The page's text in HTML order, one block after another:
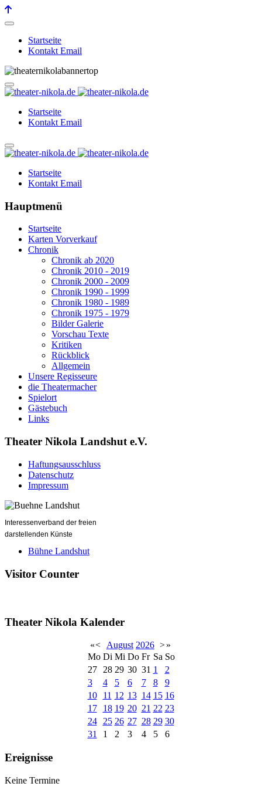
Startseite
Kontakt Email
Startseite
Kontakt Email
Startseite
Kontakt Email
Hauptmenü
Startseite
Karten Vorverkauf
Chronik
Chronik ab 2020
Chronik 2010 - 2019
Chronik 2000 - 2009
Chronik 1990 - 1999
Chronik 1980 - 1989
Chronik 1975 - 1979
Bilder Galerie
Vorschau Texte
Kritiken
Rückblick
Allgemein
Unsere Regisseure
die Theatermacher
Spielort
Gästebuch
Links
Theater Nikola Landshut e.V.
Haftungsausschluss
Datenschutz
Impressum
Interessenverband der freien
darstellenden Künste
Bühne Landshut
Visitor Counter
Theater Nikola Kalender
«< August 2026 >»
Mo Di Mi Do Fr Sa So
27
28 29 30 31 1
2
3
4 5 6 7 8
9
10
11 12 13 14 15 16
17
18 19 20 21 22 23
24
25 26 27 28 29 30
31
1 2 3 4 5 6
Ereignisse
Keine Termine